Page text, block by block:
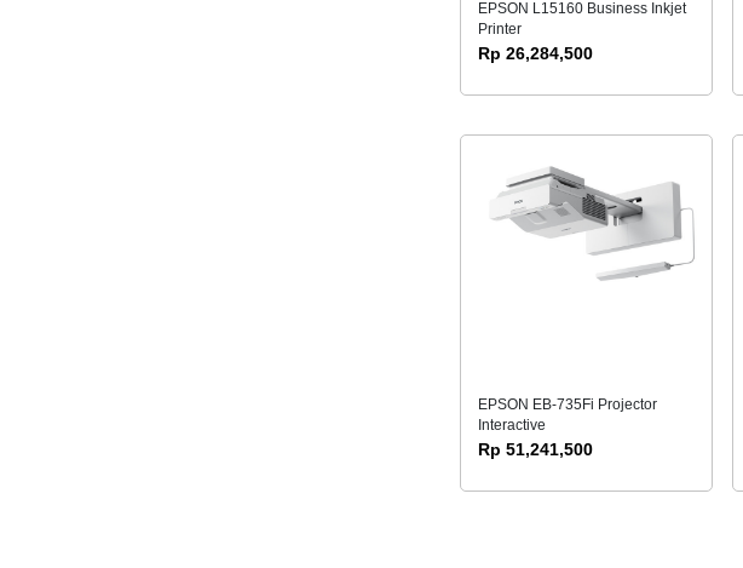
EPSON L15160 Business Inkjet
Printer
Rp 26,284,500
EPSON EB-735Fi Projector
Interactive
Rp 51,241,500